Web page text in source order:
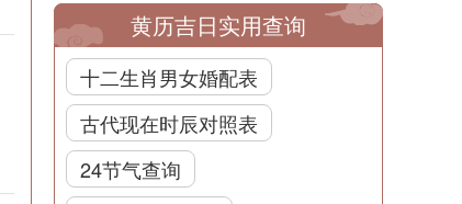
黄历吉日实用查询
十二生肖男女婚配表
古代现在时辰对照表
24节气查询